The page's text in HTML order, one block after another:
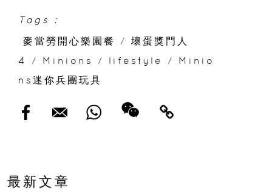
Tags :
麥當勞開心樂園餐
/
壞蛋獎門人
4
/ Minions / lifestyle /
Minio
ns迷你兵團玩具
最新文章